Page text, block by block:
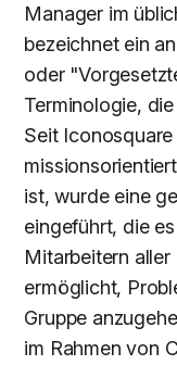
Manager im
bezeichnet ein
oder
Terminologie,
Seit
ist, wurde eine
eingeführt, die
Mitarbeitern
ermöglicht,
Gruppe
im Rahmen von